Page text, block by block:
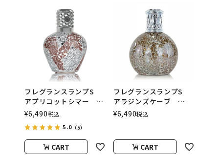
フレグランスランプS
アプリコットシマー
ASHLEIGH&BURWOOD
（アシュレイアンドバー
ウッド）
¥6,490税込
5.0 （5）
CART
フレグランスランプS
アラジンズケーブ
ASHLEIGH&BURWOOD
（アシュレイアンドバー
¥6,490税込
CART